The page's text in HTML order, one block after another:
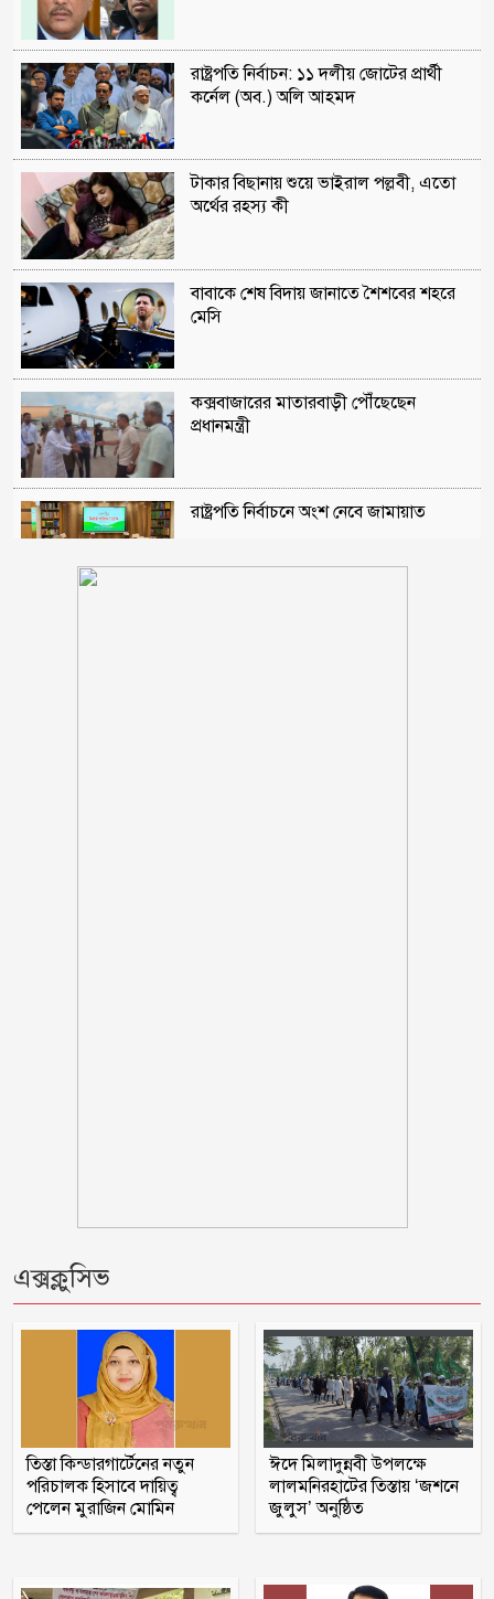
রাষ্ট্রপতি নির্বাচন: ১১ দলীয় জোটের প্রার্থী
কর্নেল (অব.) অলি আহমদ
টাকার বিছানায় শুয়ে ভাইরাল পল্লবী, এতো
অর্থের রহস্য কী
বাবাকে শেষ বিদায় জানাতে শৈশবের শহরে
মেসি
কক্সবাজারের মাতারবাড়ী পৌঁছেছেন
প্রধানমন্ত্রী
রাষ্ট্রপতি নির্বাচনে অংশ নেবে জামায়াত
ঋণের বোঝা মাথায় নিয়ে সাগরে জেলেরা,
দেখা নেই কাঙ্ক্ষিত ইলিশের
বিবাহবিচ্ছেদের মামলা তুলে নিলেন বিজয়ের
স্ত্রী
কুপ্রস্তাবে রাজি না হওয়ায় ভাই-বোনসহ
এক্সক্লুসিভ
তিস্তা কিন্ডারগার্টেনের নতুন
পরিচালক হিসাবে দায়িত্ব
পেলেন মুরাজিন মোমিন
ঈদে মিলাদুন্নবী উপলক্ষে
লালমনিরহাটের তিস্তায় ‘জশনে
জুলুস’ অনুষ্ঠিত